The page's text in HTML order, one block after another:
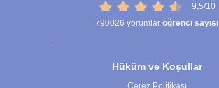
9,5/10
790026 yorumlar öğrenci sayısı
Hüküm ve Koşullar